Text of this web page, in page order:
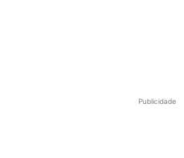
Publicidade